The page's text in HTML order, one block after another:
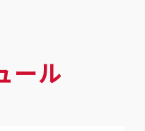
ール